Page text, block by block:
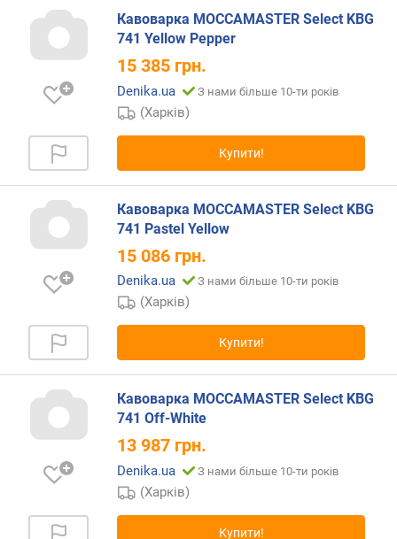
а
л
ь
к
с
ю
о
п
з
ц
й
п
ф
Кавоварка MOCCAMASTER Select KBG
741 Yellow Pepper
15 385 грн.
Denika.ua З нами більше 10-ти років
(Харків)
Купити!
Кавоварка MOCCAMASTER Select KBG
741 Pastel Yellow
15 086 грн.
Denika.ua З нами більше 10-ти років
(Харків)
Купити!
Кавоварка MOCCAMASTER Select KBG
741 Off-White
13 987 грн.
Denika.ua З нами більше 10-ти років
(Харків)
Купити!